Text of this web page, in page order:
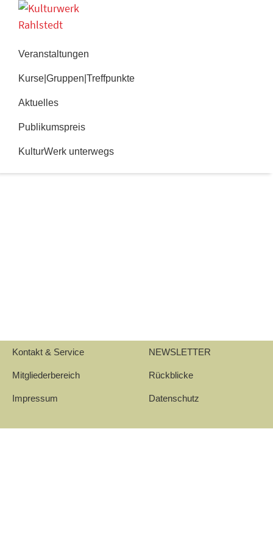
Hauptnavigation
Zum
Inhalt
Rahlstedt
Veranstaltungen
Kurse|Gruppen|Treffpunkte
Aktuelles
Publikumspreis
KulturWerk unterwegs
Kontakt & Service NEWSLETTER
Mitgliederbereich Rückblicke
Impressum Datenschutz